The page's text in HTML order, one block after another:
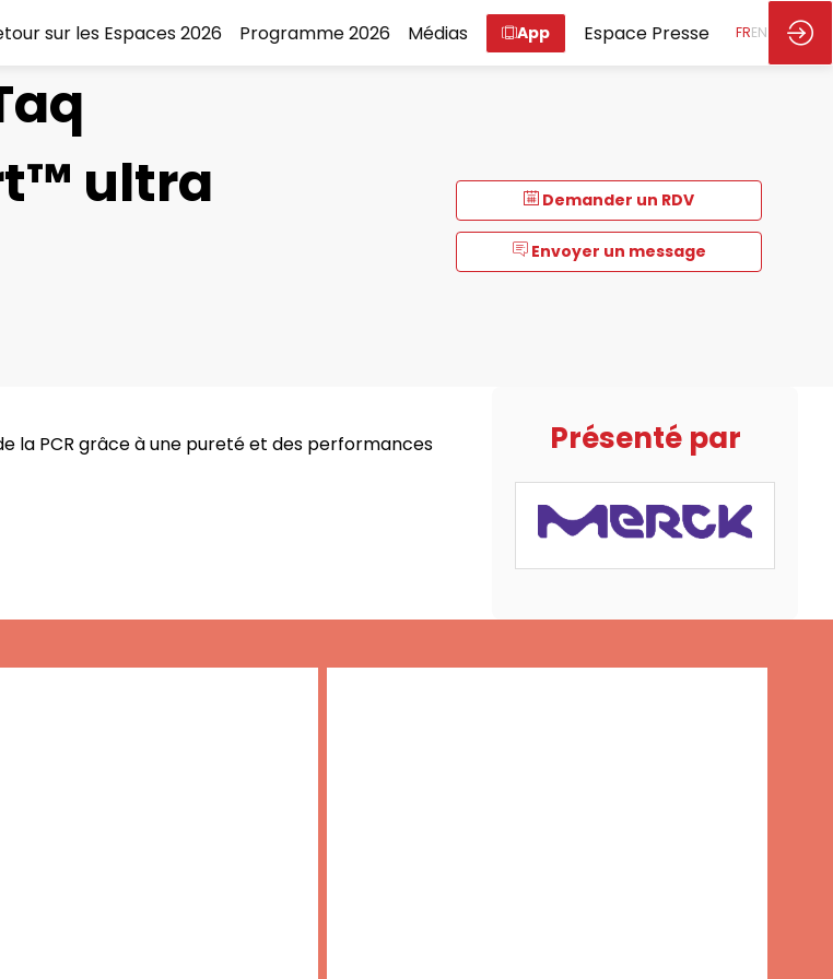
sur les Espaces 2026 Programme 2026 Médias App Espace Presse FREN
Demander un RDV
Envoyer un message
ultra
la PCR grâce à une pureté et des performances
Présenté par